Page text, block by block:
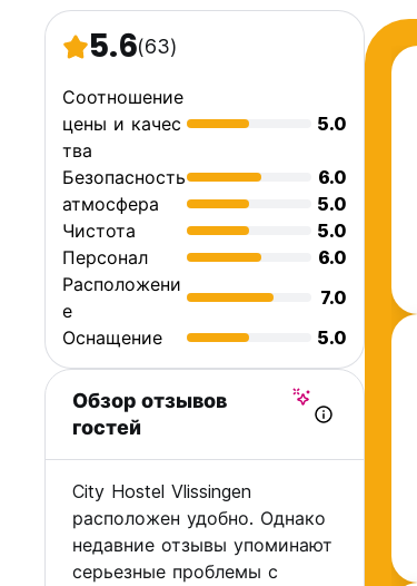
5.6(63)
Соотношение
цены и качес
тва
5.0
Безопасность
6.0
атмосфера
5.0
Чистота
5.0
Персонал
6.0
Расположени
е
7.0
Оснащение
5.0
Обзор отзывов
гостей
City Hostel Vlissingen
расположен удобно. Однако
недавние отзывы упоминают
серьезные проблемы с